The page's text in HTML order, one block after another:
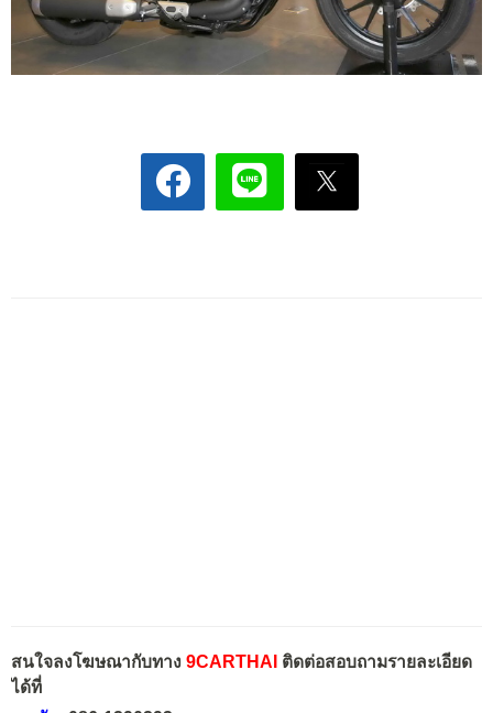
สนใจลงโฆษณากับทาง 9CARTHAI ติดต่อสอบถามรายละเอียด
ได้ที่